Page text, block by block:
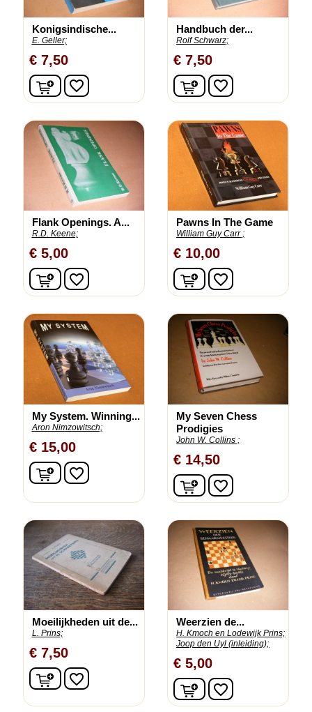
Konigsindische...
E. Geller;
€ 7,50
In winkelwagen
favorite_border
Handbuch der...
Rolf Schwarz;
€ 7,50
In winkelwagen
favorite_border
Flank Openings. A...
R.D. Keene;
€ 5,00
In winkelwagen
favorite_border
Pawns In The Game
William Guy Carr ;
€ 10,00
In winkelwagen
favorite_border
My System. Winning...
Aron Nimzowitsch;
€ 15,00
In winkelwagen
favorite_border
My Seven Chess
Prodigies
John W. Collins ;
€ 14,50
In winkelwagen
favorite_border
Moeilijkheden uit de...
L. Prins;
€ 7,50
In winkelwagen
favorite_border
Weerzien de...
H. Kmoch en Lodewijk Prins;
Joop den Uyl (inleiding);
€ 5,00
In winkelwagen
favorite_border